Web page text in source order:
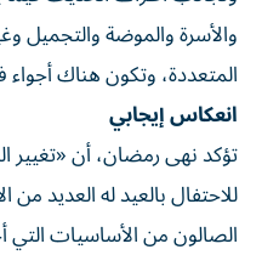
والأسرة والموضة والتجميل
المتعددة، وتكون هناك
انعكاس إيجابي
تؤكد نهى رمضان، أن «تغيير
للاحتفال بالعيد له العديد من
الصالون من الأساسيات